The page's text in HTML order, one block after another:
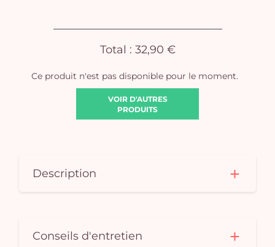
Ce produit n'est pas disponible pour le moment.
VOIR D'AUTRES
PRODUITS
Total : 32,90 €
Description
Conseils d'entretien